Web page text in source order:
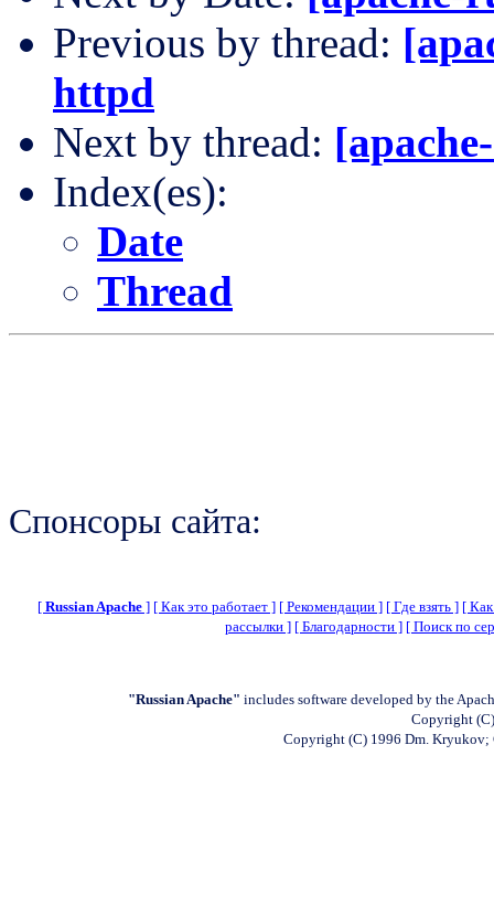
Previous by thread:
httpd
Next by thread:
Index(es):
Date
Thread
Спонсоры сайта:
[ Russian Apache ] [ Как это работает ] [ Рекомендации ] [ Где взять ] [
рассылки ] [ Благодарности ] [ Поиск по
"Russian Apache" includes software developed by the
Copyright
Copyright (C) 1996 Dm.